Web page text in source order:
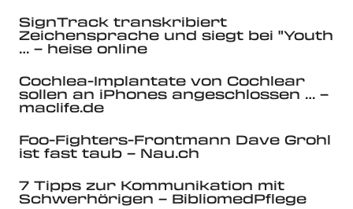
SignTrack transkribiert
Zeichensprache und siegt bei "Youth
… – heise online
Cochlea-Implantate von Cochlear
sollen an iPhones angeschlossen … –
maclife.de
Foo-Fighters-Frontmann Dave Grohl
ist fast taub – Nau.ch
7 Tipps zur Kommunikation mit
Schwerhörigen – BibliomedPflege